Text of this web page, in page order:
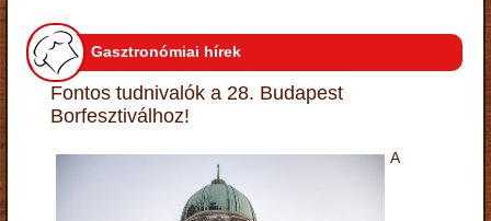
Gasztronómiai hírek
Fontos tudnivalók a 28. Budapest
Borfesztiválhoz!
A